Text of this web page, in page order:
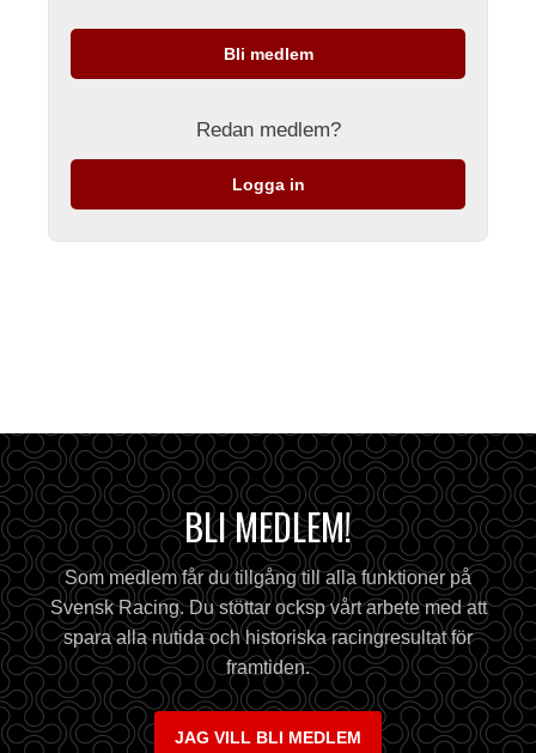
Bli medlem
Redan medlem?
Logga in
BLI MEDLEM!
Som medlem får du tillgång till alla funktioner på
Svensk Racing. Du stöttar ocksp vårt arbete med att
spara alla nutida och historiska racingresultat för
framtiden.
JAG VILL BLI MEDLEM